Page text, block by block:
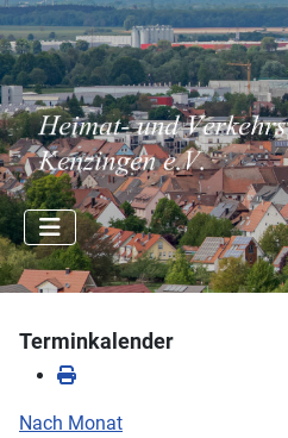
Terminkalender
Nach Monat